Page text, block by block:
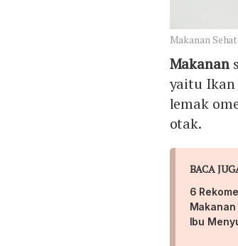
Makanan
Makanan
yaitu Ikan
lemak
otak.
BACA
6
Ibu